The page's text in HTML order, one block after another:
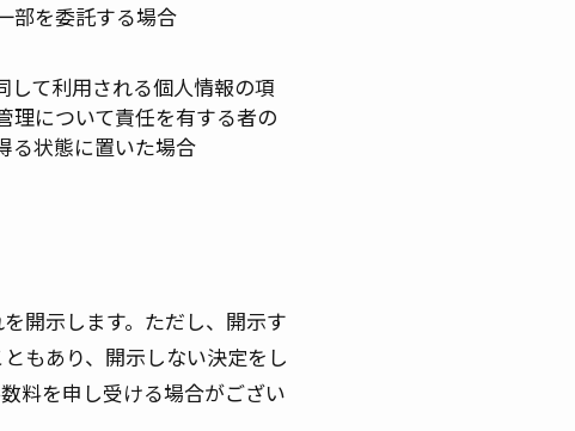
部を委託する場合
て利用される個人情報の項
理について責任を有する者の
る状態に置いた場合
開示します。ただし、開示す
もあり、開示しない決定をし
料を申し受ける場合がござい